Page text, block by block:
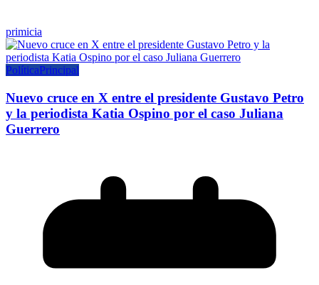
primicia
PolíticaPrincipal
Nuevo cruce en X entre el presidente Gustavo Petro
y la periodista Katia Ospino por el caso Juliana
Guerrero